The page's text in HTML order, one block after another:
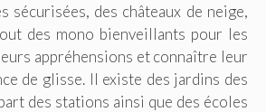
sécurisées, des châteaux de neige,
des mono bienveillants pour les
appréhensions et connaître leur
de glisse. Il existe des jardins des
des stations ainsi que des écoles